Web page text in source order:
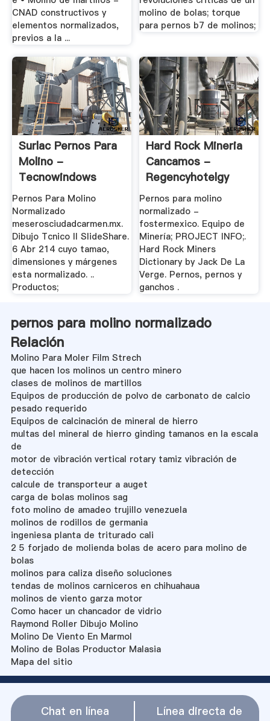
CNAD constructivos y
elementos normalizados,
previos a la ...
molino de bolas; torque
para pernos b7 de molinos;
Surlac Pernos Para
Molino -
Tecnowindows
Pernos Para Molino
Normalizado
meserosciudadcarmen.mx.
Dibujo Tcnico II SlideShare.
6 Abr 214 cuyo tamao,
dimensiones y márgenes
esta normalizado. ..
Productos;
Hard Rock Mineria
Cancamos -
Regencyhotelgy
Pernos para molino
normalizado -
fostermexico. Equipo de
Minería; PROJECT INFO;.
Hard Rock Miners
Dictionary by Jack De La
Verge. Pernos, pernos y
ganchos .
pernos para molino normalizado
Relación
Molino Para Moler Film Strech
que hacen los molinos un centro minero
clases de molinos de martillos
Equipos de producción de polvo de carbonato de calcio
pesado requerido
Equipos de calcinación de mineral de hierro
multas del mineral de hierro ginding tamanos en la escala
de
motor de vibración vertical rotary tamiz vibración de
detección
calcule de transporteur a auget
carga de bolas molinos sag
foto molino de amadeo trujillo venezuela
molinos de rodillos de germania
ingeniesa planta de triturado cali
2 5 forjado de molienda bolas de acero para molino de
bolas
molinos para caliza diseño soluciones
tendas de molinos carniceros en chihuahaua
molinos de viento garza motor
Como hacer un chancador de vidrio
Raymond Roller Dibujo Molino
Molino De Viento En Marmol
Molino de Bolas Productor Malasia
Mapa del sitio
Chat en línea Línea directa de